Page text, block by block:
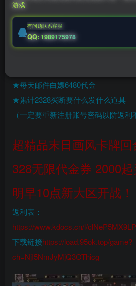
后台激活码联系客
［都市冒险高手］买断无限代金版本
★每天邮件白嫖6480代金
★累计2328买断要什么发什么道具
（一定要重新注册账号密码以防返
超精品末日画风卡牌回
328无限代金券 2000
明早10点新大区开战！
返利表：
https://www.kdocs.cn/l/
下载链接https://load.95ok.top/game?
ch=NjI5NmJyMjQ3OThicg
游戏
有问题联系客服
QQ: 1989175978